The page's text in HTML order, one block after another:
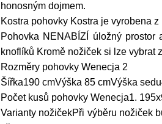
honosným dojmem.
Kostra pohovky Kostra je vyrobena
Pohovka NENABÍZÍ úložný
knoflíků Kromě nožiček si lze vybrat
Rozměry pohovky Wenecja 2
Šířka190 cmVýška 85 cmVýška
Počet kusů pohovky Wenecja1.
Varianty nožičekPři výběru nožiček